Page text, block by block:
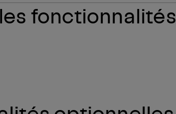
fonctionnalités